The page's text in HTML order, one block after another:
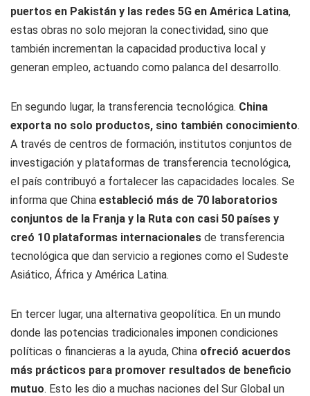
puertos en Pakistán y las redes 5G en América Latina,
estas obras no solo mejoran la conectividad, sino que
también incrementan la capacidad productiva local y
generan empleo, actuando como palanca del desarrollo.
En segundo lugar, la transferencia tecnológica. China
exporta no solo productos, sino también conocimiento.
A través de centros de formación, institutos conjuntos de
investigación y plataformas de transferencia tecnológica,
el país contribuyó a fortalecer las capacidades locales. Se
informa que China estableció más de 70 laboratorios
conjuntos de la Franja y la Ruta con casi 50 países y
creó 10 plataformas internacionales de transferencia
tecnológica que dan servicio a regiones como el Sudeste
Asiático, África y América Latina.
En tercer lugar, una alternativa geopolítica. En un mundo
donde las potencias tradicionales imponen condiciones
políticas o financieras a la ayuda, China ofreció acuerdos
más prácticos para promover resultados de beneficio
mutuo. Esto les dio a muchas naciones del Sur Global un